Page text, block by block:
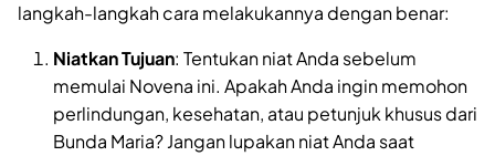
langkah-langkah cara melakukannya dengan benar:
Niatkan Tujuan: Tentukan niat Anda sebelum
memulai Novena ini. Apakah Anda ingin memohon
perlindungan, kesehatan, atau petunjuk khusus dari
Bunda Maria? Jangan lupakan niat Anda saat